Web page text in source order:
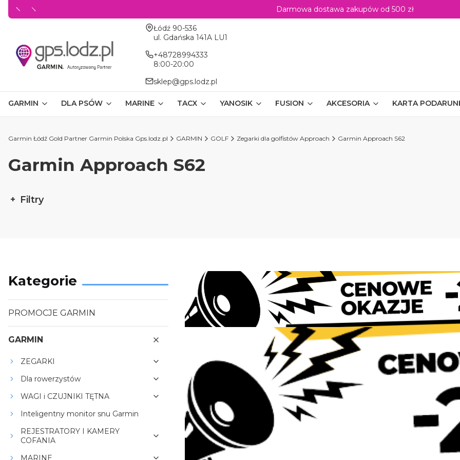
Darmowa dostawa zakupów od 500 zł
Adres:
Łódź 90-536
ul. Gdańska 141A LU1
+48728994333
8:00-20:00
sklep@gps.lodz.pl
GARMIN DLA PSÓW MARINE TACX YANOSIK FUSION AKCESORIA KARTA
Garmin Łódź Gold Partner Garmin Polska Gps.lodz.pl GARMIN GOLF Zegarki dla golfistów Approach Garmin Approach S62
Garmin Approach S62
Filtry
Kategorie
PROMOCJE GARMIN
GARMIN
ZEGARKI
Dla rowerzystów
WAGI i CZUJNIKI TĘTNA
Inteligentny monitor snu Garmin
REJESTRATORY I KAMERY
COFANIA
MARINE